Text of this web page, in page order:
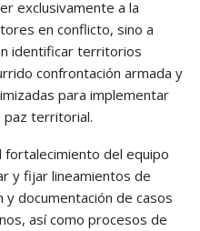
exclusivamente a la
en conflicto, sino a
identificar territorios
confrontación armada y
para implementar
paz territorial.
fortalecimiento del equipo
y fijar lineamientos de
documentación de casos
así como procesos de